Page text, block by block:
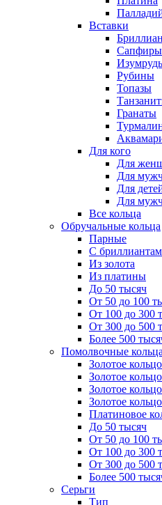
Вставки
Сапфиры
Рубины
Топазы
Гранаты
Для кого
Для
Для
Для
Для
Все кольца
Обручальные кольца
Парные
С
Из золота
Из платины
До 50 тысяч
От 50 до 100
От 100 до 300
От 300 до 500
Более 500
Помолвочные кольца
Золотое
Золотое
Золотое
Золотое
Платиновое
До 50 тысяч
От 50 до 100
От 100 до 300
От 300 до 500
Более 500
Серьги
Тип